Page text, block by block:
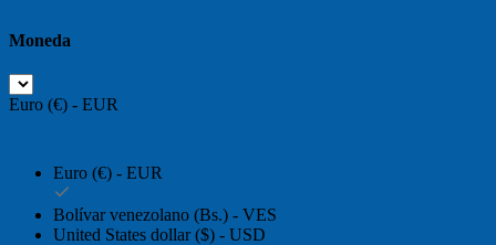
Moneda
Euro (€) - EUR
Euro (€) - EUR
Bolívar venezolano (Bs.) - VES
United States dollar ($) - USD